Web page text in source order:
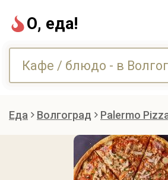
О, еда!
Еда Волгоград Palermo